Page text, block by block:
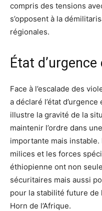
compris des tensions
s’opposent à la
régionales.
État
Face à l’escalade des
a déclaré l’état
illustre la gravité de la
maintenir l’ordre dans
importante mais
milices et les forces
éthiopienne ont non
sécuritaires mais aussi
pour la stabilité future de
Horn de l’Afrique.